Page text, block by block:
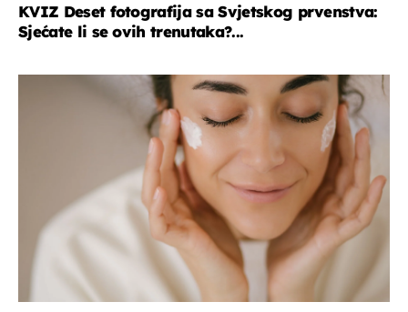
KVIZ Deset fotografija sa Svjetskog prvenstva:
Sjećate li se ovih trenutaka?...
moda & ljepota